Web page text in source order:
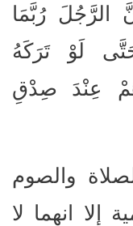
الرَّجُلَ رُبَّمَا
لَوْ تَرَكَهُ
عِنْدَ صِدْقِ
والصوم
إلا انهما لا